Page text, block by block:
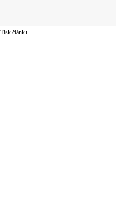
Tisk článku